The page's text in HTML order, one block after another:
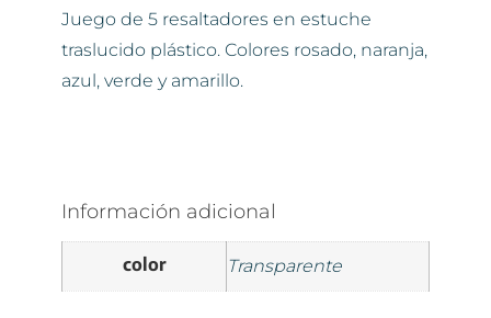
Juego de 5 resaltadores en estuche
traslucido plástico. Colores rosado, naranja,
azul, verde y amarillo.
Información adicional
color Transparente